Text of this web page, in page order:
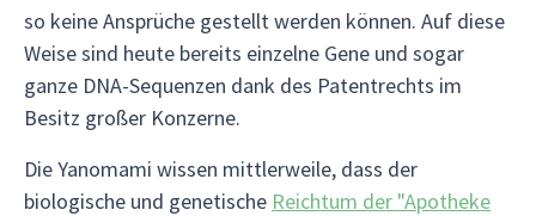
so keine Ansprüche gestellt werden können. Auf diese
Weise sind heute bereits einzelne Gene und sogar
ganze DNA-Sequenzen dank des Patentrechts im
Besitz großer Konzerne.
Die Yanomami wissen mittlerweile, dass der
biologische und genetische Reichtum der "Apotheke